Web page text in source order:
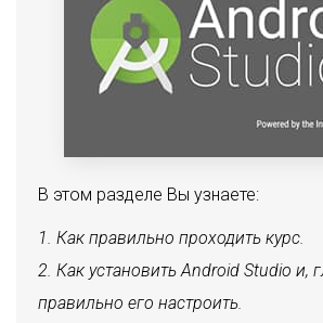
В этом разделе Вы узнаете:
Как правильно проходить курс.
Как установить Android Studio и,
правильно его настроить.